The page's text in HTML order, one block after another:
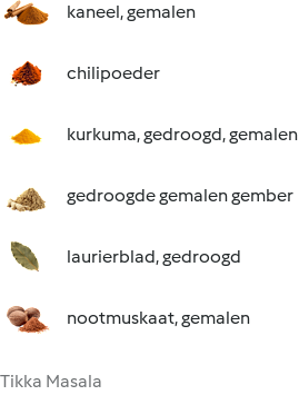
kaneel, gemalen
chilipoeder
kurkuma, gedroogd, gemalen
gedroogde gemalen gember
laurierblad, gedroogd
nootmuskaat, gemalen
Tikka Masala